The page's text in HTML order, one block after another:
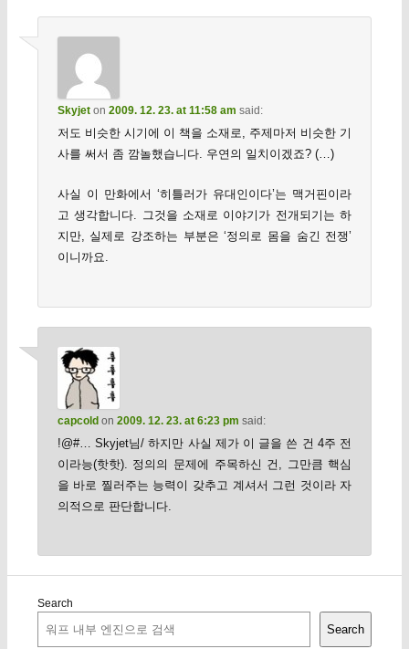
Skyjeton 2009. 12. 23. at 11:58 am said:
저도 비슷한 시기에 이 책을 소재로, 주제마저 비슷한 기
사를 써서 좀 깜놀했습니다. 우연의 일치이겠죠? (…)
사실 이 만화에서 ‘히틀러가 유대인이다’는 맥거핀이라
고 생각합니다. 그것을 소재로 이야기가 전개되기는 하
지만, 실제로 강조하는 부분은 ‘정의로 몸을 숨긴 전쟁’
이니까요.
capcoldon 2009. 12. 23. at 6:23 pm said:
!@#… Skyjet님/ 하지만 사실 제가 이 글을 쓴 건 4주 전
이라능(핫핫). 정의의 문제에 주목하신 건, 그만큼 핵심
을 바로 찔러주는 능력이 갖추고 계셔서 그런 것이라 자
의적으로 판단합니다.
Search
Search